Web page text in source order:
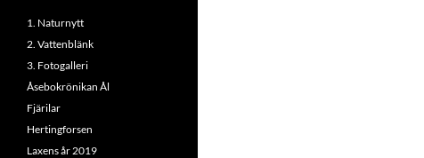
1. Naturnytt
2. Vattenblänk
3. Fotogalleri
Åsebokrönikan Ål
Fjärilar
Hertingforsen
Laxens år 2019